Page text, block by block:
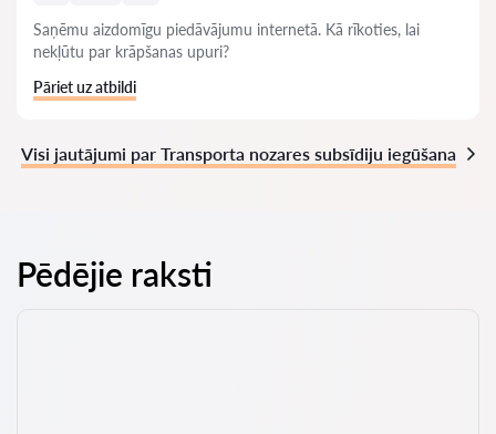
Saņēmu aizdomīgu piedāvājumu internetā. Kā rīkoties, lai
nekļūtu par krāpšanas upuri?
Pāriet uz atbildi
Visi jautājumi par Transporta nozares subsīdiju iegūšana
Pēdējie raksti